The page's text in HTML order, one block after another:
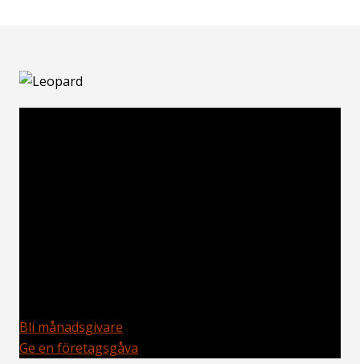
Bli månadsgivare
Ge en företagsgåva